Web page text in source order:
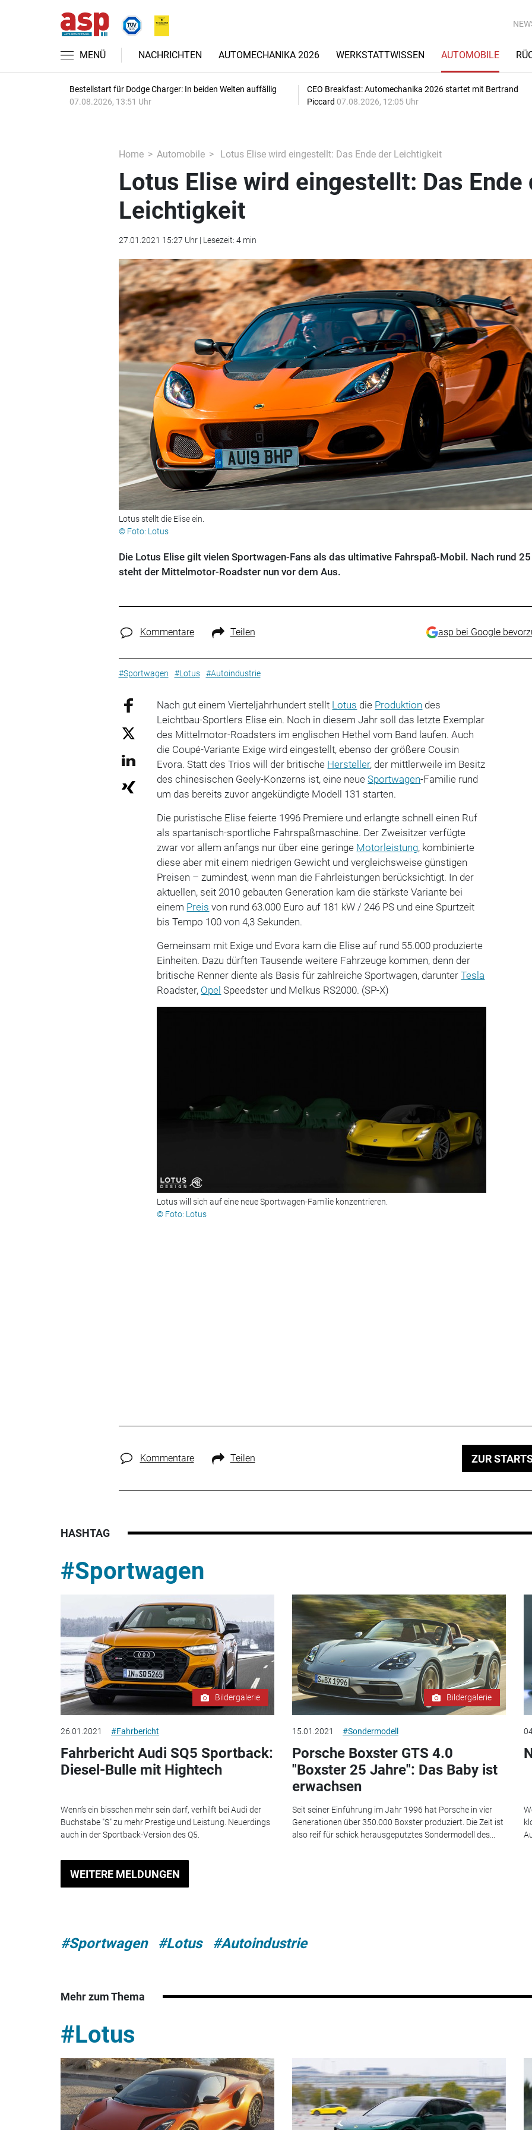
MENÜ NACHRICHTEN AUTOMECHANIKA 2026 WERKSTATTWISSEN AUTOMOBILE
Bestellstart für Dodge Charger: In beiden Welten auffällig
07.08.2026, 13:51 Uhr
CEO Breakfast: Automechanika 2026 startet mit Bertrand
Piccard 07.08.2026, 12:05 Uhr
Home Automobile Lotus Elise wird eingestellt: Das Ende der Leichtigkeit
Lotus Elise wird eingestellt: Das Ende
Leichtigkeit
27.01.2021 15:27 Uhr | Lesezeit: 4 min
Lotus stellt die Elise ein.
© Foto: Lotus
Die Lotus Elise gilt vielen Sportwagen-Fans als das ultimative Fahrspaß-Mobil. Nach rund
steht der Mittelmotor-Roadster nun vor dem Aus.
Kommentare Teilen asp bei Google
#Sportwagen #Lotus #Autoindustrie
Nach gut einem Vierteljahrhundert stellt Lotus die Produktion des
Leichtbau-Sportlers Elise ein. Noch in diesem Jahr soll das letzte Exemplar
des Mittelmotor-Roadsters im englischen Hethel vom Band laufen. Auch
die Coupé-Variante Exige wird eingestellt, ebenso der größere Cousin
Evora. Statt des Trios will der britische Hersteller, der mittlerweile im Besitz
des chinesischen Geely-Konzerns ist, eine neueSportwagen-Familie rund
um das bereits zuvor angekündigte Modell 131 starten.
Die puristische Elise feierte 1996 Premiere und erlangte schnell einen Ruf
als spartanisch-sportliche Fahrspaßmaschine. Der Zweisitzer verfügte
zwar vor allem anfangs nur über eine geringe Motorleistung, kombinierte
diese aber mit einem niedrigen Gewicht und vergleichsweise günstigen
Preisen – zumindest, wenn man die Fahrleistungen berücksichtigt. In der
aktuellen, seit 2010 gebauten Generation kam die stärkste Variante bei
einem Preis von rund 63.000 Euro auf 181 kW / 246 PS und eine Spurtzeit
bis Tempo 100 von 4,3 Sekunden.
Gemeinsam mit Exige und Evora kam die Elise auf rund 55.000 produzierte
Einheiten. Dazu dürften Tausende weitere Fahrzeuge kommen, denn der
britische Renner diente als Basis für zahlreiche Sportwagen, darunterTesla
Roadster, Opel Speedster und Melkus RS2000. (SP-X)
Lotus will sich auf eine neue Sportwagen-Familie konzentrieren.
© Foto: Lotus
Kommentare Teilen ZUR
HASHTAG
#Sportwagen
Bildergalerie
26.01.2021 #Fahrbericht
Fahrbericht Audi SQ5 Sportback:
Diesel-Bulle mit Hightech
Wenn’s ein bisschen mehr sein darf, verhilft bei Audi der
Buchstabe "S" zu mehr Prestige und Leistung. Neuerdings
auch in der Sportback-Version des Q5.
Bildergalerie
15.01.2021 #Sondermodell
Porsche Boxster GTS 4.0
"Boxster 25 Jahre": Das Baby ist
erwachsen
Seit seiner Einführung im Jahr 1996 hat Porsche in vier
Generationen über 350.000 Boxster produziert. Die Zeit ist
also reif für schick herausgeputztes Sondermodell des...
WEITERE MELDUNGEN
#Sportwagen #Lotus #Autoindustrie
Mehr zum Thema
#Lotus